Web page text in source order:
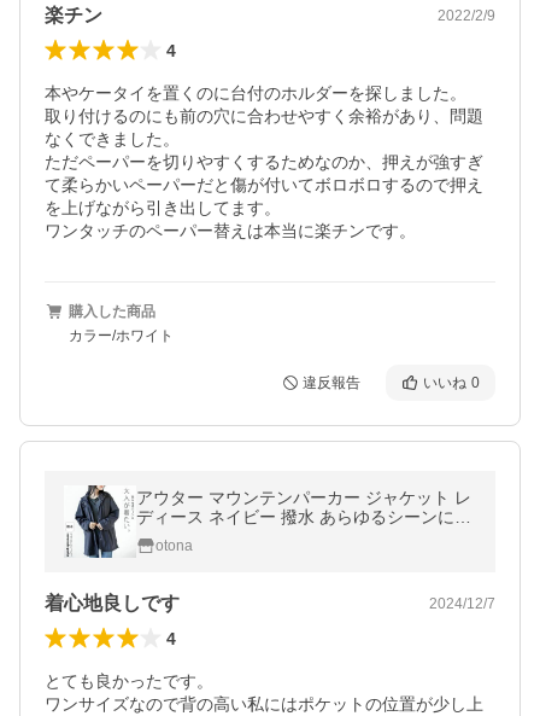
楽チン 2022/2/9
4
本やケータイを置くのに台付のホルダーを探しました。
取り付けるのにも前の穴に合わせやすく余裕があり、問題
なくできました。
ただペーパーを切りやすくするためなのか、押えが強すぎ
て柔らかいペーパーだと傷が付いてボロボロするので押え
を上げながら引き出してます。
ワンタッチのペーパー替えは本当に楽チンです。
購入した商品
カラー/ホワイト
違反報告 いいね 0
アウター マウンテンパーカー ジャケット レ
ディース ネイビー 撥水 あらゆるシーンに大
人が着たいマウンテンパーカー OTONA 40
代 50代 60代
otona
着心地良しです 2024/12/7
4
とても良かったです。
ワンサイズなので背の高い私にはポケットの位置が少し上